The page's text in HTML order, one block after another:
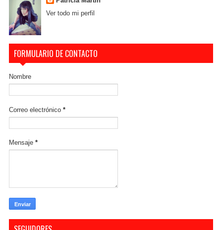
Ver todo mi perfil
FORMULARIO DE CONTACTO
Nombre
Correo electrónico *
Mensaje *